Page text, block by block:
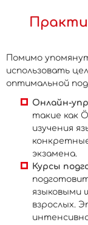
Помимо
использовать
оптимальной
Онлайн-
такие как
изучения
экзамена.
Курсы
языковыми
взрослых.